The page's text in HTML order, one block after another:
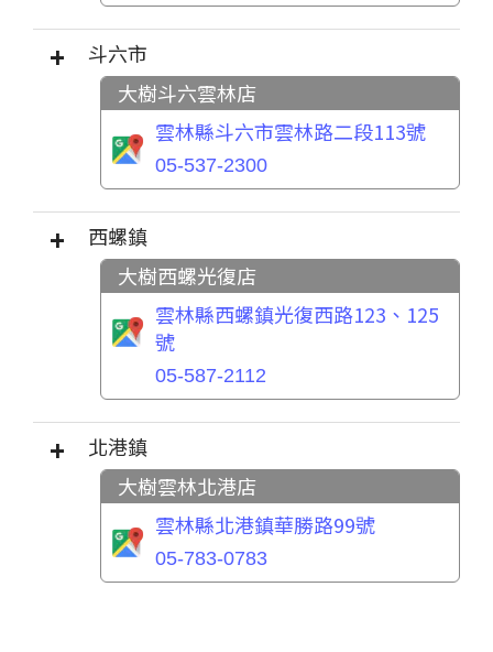
斗六市
大樹斗六雲林店
雲林縣斗六市雲林路二段113號
05-537-2300
西螺鎮
大樹西螺光復店
雲林縣西螺鎮光復西路123、125
號
05-587-2112
北港鎮
大樹雲林北港店
雲林縣北港鎮華勝路99號
05-783-0783